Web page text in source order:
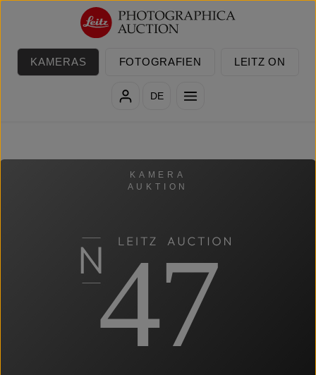
Zum Hauptinhalt springen
KAMERAS FOTOGRAFIEN LEITZ ON
DE
KAMERA
AUKTION
47